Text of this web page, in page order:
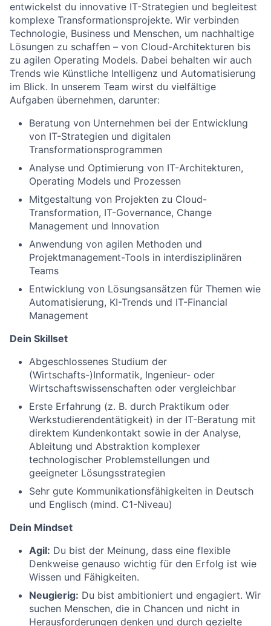
entwickelst du innovative IT-Strategien und begleitest
komplexe Transformationsprojekte. Wir verbinden
Technologie, Business und Menschen, um nachhaltige
Lösungen zu schaffen – von Cloud-Architekturen bis
zu agilen Operating Models. Dabei behalten wir auch
Trends wie Künstliche Intelligenz und Automatisierung
im Blick. In unserem Team wirst du vielfältige
Aufgaben übernehmen, darunter:
Beratung von Unternehmen bei der Entwicklung
von IT-Strategien und digitalen
Transformationsprogrammen
Analyse und Optimierung von IT-Architekturen,
Operating Models und Prozessen
Mitgestaltung von Projekten zu Cloud-
Transformation, IT-Governance, Change
Management und Innovation
Anwendung von agilen Methoden und
Projektmanagement-Tools in interdisziplinären
Teams
Entwicklung von Lösungsansätzen für Themen wie
Automatisierung, KI-Trends und IT-Financial
Management
Dein Skillset
Abgeschlossenes Studium der
(Wirtschafts-)Informatik, Ingenieur- oder
Wirtschaftswissenschaften oder vergleichbar
Erste Erfahrung (z. B. durch Praktikum oder
Werkstudierendentätigkeit) in der IT-Beratung mit
direktem Kundenkontakt sowie in der Analyse,
Ableitung und Abstraktion komplexer
technologischer Problemstellungen und
geeigneter Lösungsstrategien
Sehr gute Kommunikationsfähigkeiten in Deutsch
und Englisch (mind. C1-Niveau)
Dein Mindset
Agil: Du bist der Meinung, dass eine flexible
Denkweise genauso wichtig für den Erfolg ist wie
Wissen und Fähigkeiten.
Neugierig: Du bist ambitioniert und engagiert. Wir
suchen Menschen, die in Chancen und nicht in
Herausforderungen denken und durch gezielte